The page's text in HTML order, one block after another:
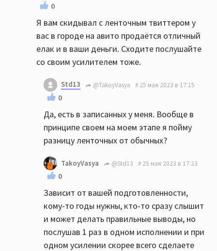
0
Я вам скидывал с ленточным твиттером у
вас в городе на авито продаётся отличный
елак и в ваши деньги. Сходите послушайте
со своим усилителем тоже.
Std13 @TakoyVasya 25 мая 2023 в 17:15
0
Да, есть в записанных у меня. Вообще в
принципе своем на моем этапе я пойму
разницу ленточных от обычных?
TakoyVasya @Std13 25 мая 2023 в 17:23
0
Зависит от вашей подготовленности,
кому-то годы нужны, кто-то сразу слышит
и может делать правильные выводы, но
послушав 1 раз в одном исполнении и при
одном усилении скорее всего сделаете